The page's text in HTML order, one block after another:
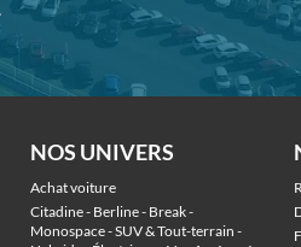
NOS UNIVERS
Achat voiture
Citadine - Berline - Break -
Monospace - SUV & Tout-terrain -